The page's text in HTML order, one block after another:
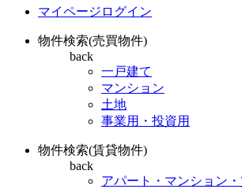
マイページログイン
物件検索(売買物件)
back
一戸建て
マンション
土地
事業用・投資用
物件検索(賃貸物件)
back
アパート・マンション